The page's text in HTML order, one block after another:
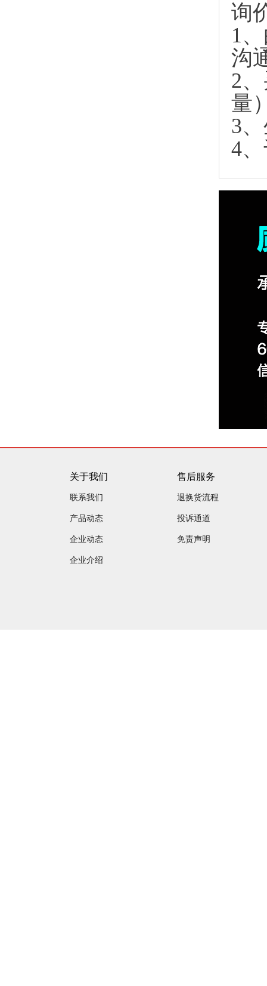
询
1
沟
2
量
3
4
关于我们
联系我们
产品动态
企业动态
企业介绍
售后服务
退换货流程
投诉通道
免责声明